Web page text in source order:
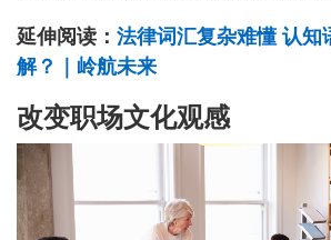
延伸阅读： 法律词汇复杂难懂 认知
解？｜岭航未来
改变职场文化观感